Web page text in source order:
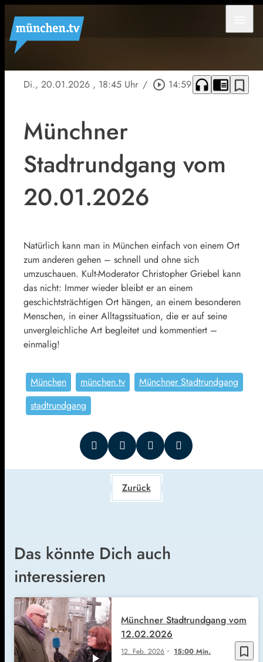
Di., 20.01.2026 , 18:45 Uhr / play_circle_outline 14:59 headphones chrome_reader_mode bookmark_border
Münchner
Stadtrundgang vom
20.01.2026
Natürlich kann man in München einfach von einem Ort
zum anderen gehen – schnell und ohne sich
umzuschauen. Kult-Moderator Christopher Griebel kann
das nicht: Immer wieder bleibt er an einem
geschichtsträchtigen Ort hängen, an einem besonderen
Menschen, in einer Alltagssituation, die er auf seine
unvergleichliche Art begleitet und kommentiert –
einmalig!
München münchen.tv
Münchner Stadtrundgang
stadtrundgang
Zurück
Das könnte Dich auch
interessieren
bookmark_border
12. Feb. 2026 15:00 Min.
Münchner Stadtrundgang vom
12.02.2026